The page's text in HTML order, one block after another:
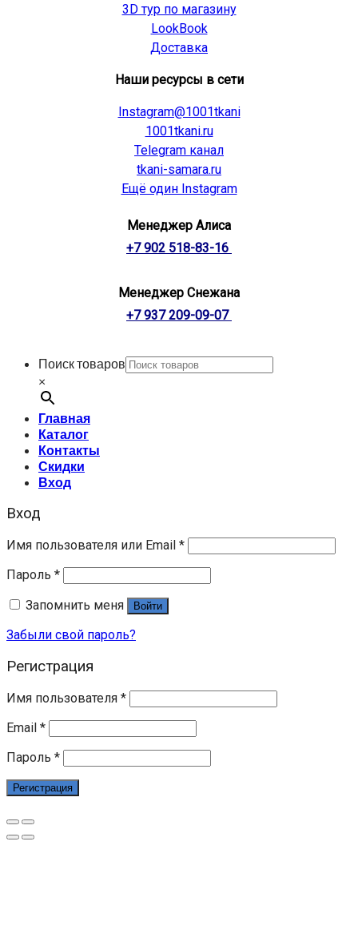
3D тур по магазину
LookBook
Доставка
Наши ресурсы в сети
Instagram@1001tkani
1001tkani.ru
Telegram канал
tkani-samara.ru
Ещё один Instagram
Менеджер Алиса
+7 902 518-83-16
Менеджер Снежана
+7 937 209-09-07
Поиск товаров
×
Главная
Каталог
Контакты
Скидки
Вход
Вход
Имя пользователя или Email *
Пароль *
Запомнить меня
Войти
Забыли свой пароль?
Регистрация
Имя пользователя *
Email *
Пароль *
Регистрация